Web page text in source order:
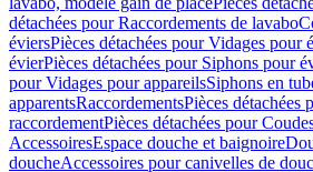
détachées pour Raccordements de lavabo
éviersPièces détachées pour Vidages pour
évierPièces détachées pour Siphons pour
pour Vidages pour appareilsSiphons en
apparentsRaccordementsPièces détachées
raccordementPièces détachées pour
AccessoiresEspace douche et baignoire
doucheAccessoires pour canivelles de